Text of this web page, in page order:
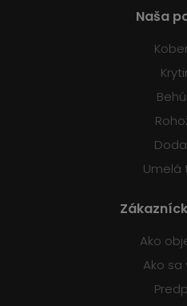
Naša
Umelá
Ako
Ako sa